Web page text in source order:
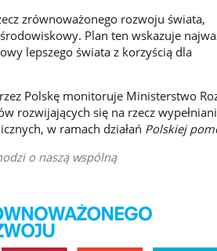
zrównoważonego rozwoju świata,
Plan ten wskazuje
lepszego świata z korzyścią dla
Polskę monitoruje Ministerstwo
rozwijających się na rzecz
w ramach działań Polskiej
o naszą wspólną